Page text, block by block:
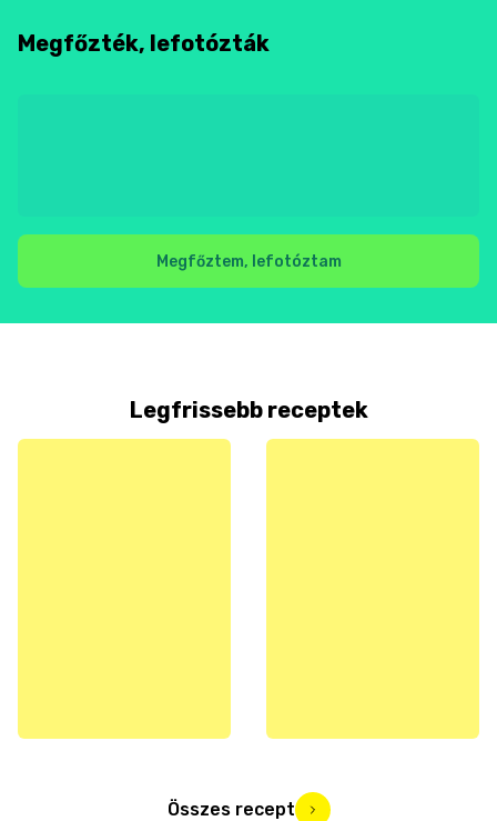
Megfőzték, lefotózták
Megfőztem, lefotóztam
Legfrissebb receptek
Összes recept